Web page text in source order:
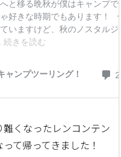
くなったレンコンテン
て帰ってきました！